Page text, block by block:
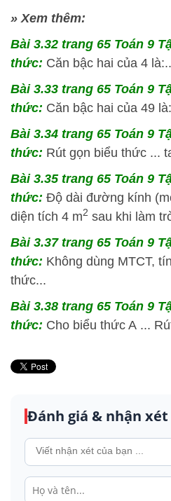
» Xem thêm:
Bài 3.32 trang 65 Toán 9
thức: Căn bậc hai của 4
Bài 3.33 trang 65 Toán 9
thức: Căn bậc hai của 49
Bài 3.34 trang 65 Toán 9
thức: Rút gọn biểu thức ...
Bài 3.35 trang 65 Toán 9
thức: Độ dài đường kính
diện tích 4 m2 sau khi làm
Bài 3.37 trang 65 Toán 9
thức: Không dùng MTCT,
thức...
Bài 3.38 trang 65 Toán 9
thức: Cho biểu thức A ...
Đánh giá & nhận xét